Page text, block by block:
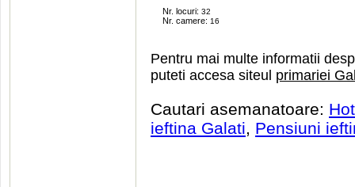
Nr. locuri: 32
Nr. camere: 16
Pentru mai multe informatii
puteti accesa siteul primariei
Cautari asemanatoare:
ieftina Galati, Pensiuni